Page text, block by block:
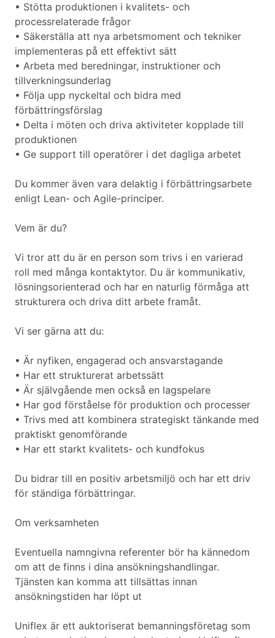
• Stötta produktionen i kvalitets- och
processrelaterade frågor
• Säkerställa att nya arbetsmoment och tekniker
implementeras på ett effektivt sätt
• Arbeta med beredningar, instruktioner och
tillverkningsunderlag
• Följa upp nyckeltal och bidra med
förbättringsförslag
• Delta i möten och driva aktiviteter kopplade till
produktionen
• Ge support till operatörer i det dagliga arbetet
Du kommer även vara delaktig i förbättringsarbete
enligt Lean- och Agile-principer.
Vem är du?
Vi tror att du är en person som trivs i en varierad
roll med många kontaktytor. Du är kommunikativ,
lösningsorienterad och har en naturlig förmåga att
strukturera och driva ditt arbete framåt.
Vi ser gärna att du:
• Är nyfiken, engagerad och ansvarstagande
• Har ett strukturerat arbetssätt
• Är självgående men också en lagspelare
• Har god förståelse för produktion och processer
• Trivs med att kombinera strategiskt tänkande med
praktiskt genomförande
• Har ett starkt kvalitets- och kundfokus
Du bidrar till en positiv arbetsmiljö och har ett driv
för ständiga förbättringar.
Om verksamheten
Eventuella namngivna referenter bör ha kännedom
om att de finns i dina ansökningshandlingar.
Tjänsten kan komma att tillsättas innan
ansökningstiden har löpt ut
Uniflex är ett auktoriserat bemanningsföretag som